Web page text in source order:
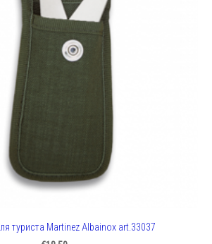
туриста Martinez Albainox art.33037